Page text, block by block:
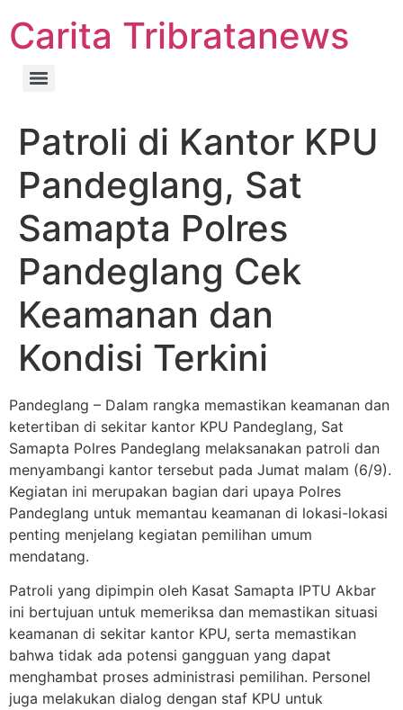
Carita Tribratanews
Patroli di Kantor KPU
Pandeglang, Sat
Samapta Polres
Pandeglang Cek
Keamanan dan
Kondisi Terkini
Pandeglang – Dalam rangka memastikan keamanan dan
ketertiban di sekitar kantor KPU Pandeglang, Sat
Samapta Polres Pandeglang melaksanakan patroli dan
menyambangi kantor tersebut pada Jumat malam (6/9).
Kegiatan ini merupakan bagian dari upaya Polres
Pandeglang untuk memantau keamanan di lokasi-lokasi
penting menjelang kegiatan pemilihan umum
mendatang.
Patroli yang dipimpin oleh Kasat Samapta IPTU Akbar
ini bertujuan untuk memeriksa dan memastikan situasi
keamanan di sekitar kantor KPU, serta memastikan
bahwa tidak ada potensi gangguan yang dapat
menghambat proses administrasi pemilihan. Personel
juga melakukan dialog dengan staf KPU untuk